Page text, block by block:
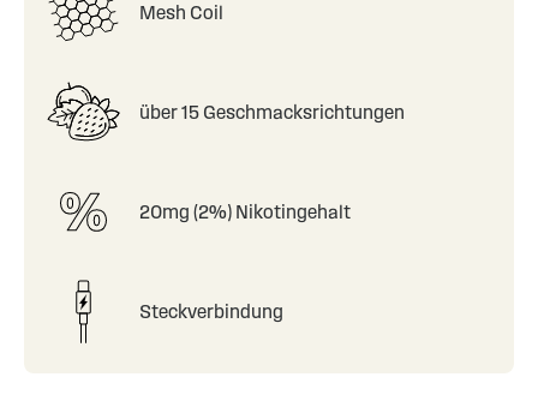
Mesh Coil
über 15 Geschmacksrichtungen
20mg (2%) Nikotingehalt
Steckverbindung